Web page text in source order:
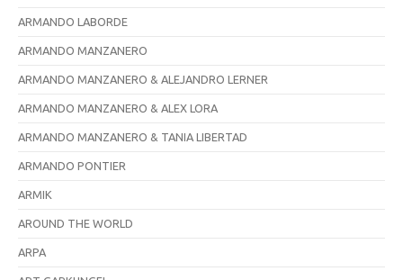
ARMANDO LABORDE
ARMANDO MANZANERO
ARMANDO MANZANERO & ALEJANDRO LERNER
ARMANDO MANZANERO & ALEX LORA
ARMANDO MANZANERO & TANIA LIBERTAD
ARMANDO PONTIER
ARMIK
AROUND THE WORLD
ARPA